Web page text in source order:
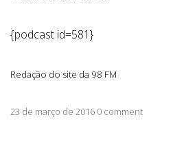
{podcast id=581}
Redação do site da 98 FM
23 de março de 2016 0 comment